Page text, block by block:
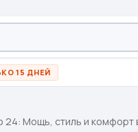
15 ДНЕЙ
24: Мощь, стиль и